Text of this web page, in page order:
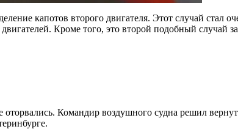
капотов второго двигателя. Этот случай стал
Кроме того, это второй подобный случай
Командир воздушного судна решил